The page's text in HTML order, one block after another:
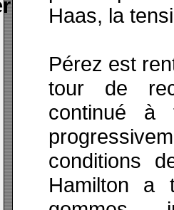
Haas, la
Pérez est
tour de
continué à
conditions
Hamilton a